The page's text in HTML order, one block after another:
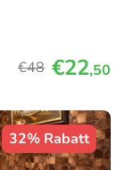
€48 €22,50
32% Rabatt